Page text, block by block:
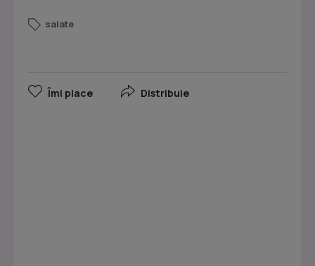
salate
Îmi place Distribuie